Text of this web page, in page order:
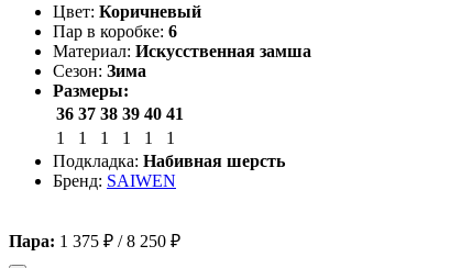
Цвет: Коричневый
Пар в коробке: 6
Материал: Искусственная замша
Сезон: Зима
Размеры:
36 37 38 39 40 41
1
1 1 1 1
1
Подкладка: Набивная шерсть
Бренд: SAIWEN
Пара: 1 375 ₽ /8 250 ₽